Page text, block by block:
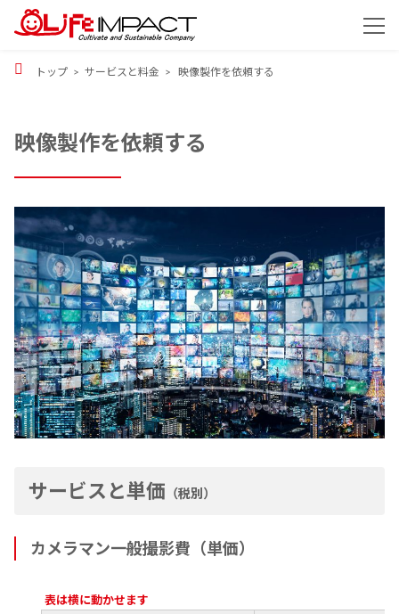
サービスの特長
映像製作を依頼する
映像を自分たちで作る
撮影ご依頼の流れ
事例
よくある質問
会社概要
ブログ
お問合せ
06-6949-3113
Youtubeチャンネル
トップ サービスと料金 映像製作を依頼する
映像製作を依頼する
サービスと単価 （税別）
カメラマン一般撮影費（単価）
表は横に動かせます